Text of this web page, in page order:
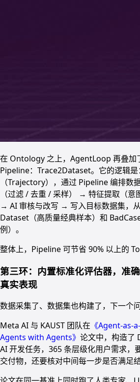
在 Ontology 之上，AgentLoop 再叠加
Pipeline：Trace2Dataset。它的逻辑
（Trajectory），通过 Pipeline 编排数
（过滤 / 去重 / 采样） → 特征提取（意
→ AI 审核与改写 → 写入目标数据集，
Dataset（高质量经典样本）和
例）。
整体上，Pipeline 可节省 90% 以上的
第三环：内置标准化评估器，准
真实表现
数据采集了、数据集也构建了，下一个
Meta AI 与 KAUST 团队在 《Agent-as-
Agents with Agents》 论文中，构造了
AI 开发任务，365 条层级化用户需求，
交付物，还要核对中间每一步是否满足